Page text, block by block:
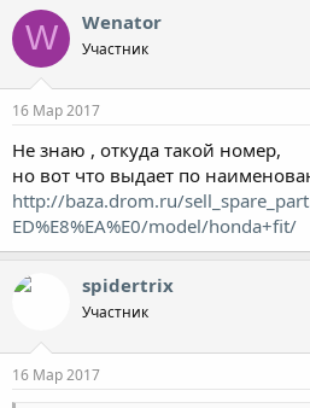
W Wenator
Участник
16 Мар 2017
Не знаю , откуда такой номер,
но вот что выдает по
http://baza.drom.ru/
ED%E8%EA%E0/model/honda+fit/
spidertrix
Участник
16 Мар 2017